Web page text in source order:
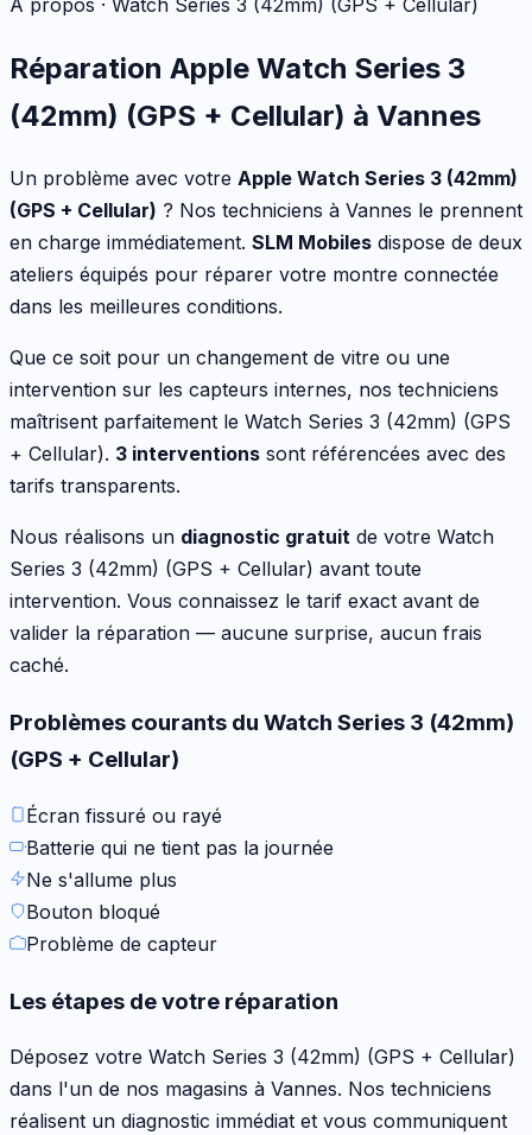
Réparation Apple Watch Series 3
(42mm) (GPS + Cellular) à Vannes
Un problème avec votre Apple Watch Series 3 (42mm)
(GPS + Cellular) ? Nos techniciens à Vannes le prennent
en charge immédiatement. SLM Mobiles dispose de deux
ateliers équipés pour réparer votre montre connectée
dans les meilleures conditions.
Que ce soit pour un changement de vitre ou une
intervention sur les capteurs internes, nos techniciens
maîtrisent parfaitement le Watch Series 3 (42mm) (GPS
+ Cellular). 3 interventions sont référencées avec des
tarifs transparents.
Nous réalisons un diagnostic gratuit de votre Watch
Series 3 (42mm) (GPS + Cellular) avant toute
intervention. Vous connaissez le tarif exact avant de
valider la réparation — aucune surprise, aucun frais
caché.
Problèmes courants du Watch Series 3 (42mm)
(GPS + Cellular)
Écran fissuré ou rayé
Batterie qui ne tient pas la journée
Ne s'allume plus
Bouton bloqué
Problème de capteur
Les étapes de votre réparation
Déposez votre Watch Series 3 (42mm) (GPS + Cellular)
dans l'un de nos magasins à Vannes. Nos techniciens
réalisent un diagnostic immédiat et vous communiquent